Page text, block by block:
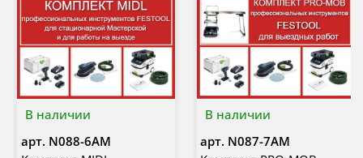
В наличии
арт. N088-6AM
В наличии
арт. N087-7AM